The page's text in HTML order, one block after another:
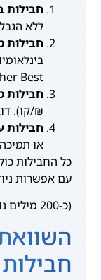
חבילות
ללא
חבילות
Best.
חבילות
₪/קו).
חבילות
או
עם אפשרות
(כ-200 מילים נוספים, סה"כ 1000)